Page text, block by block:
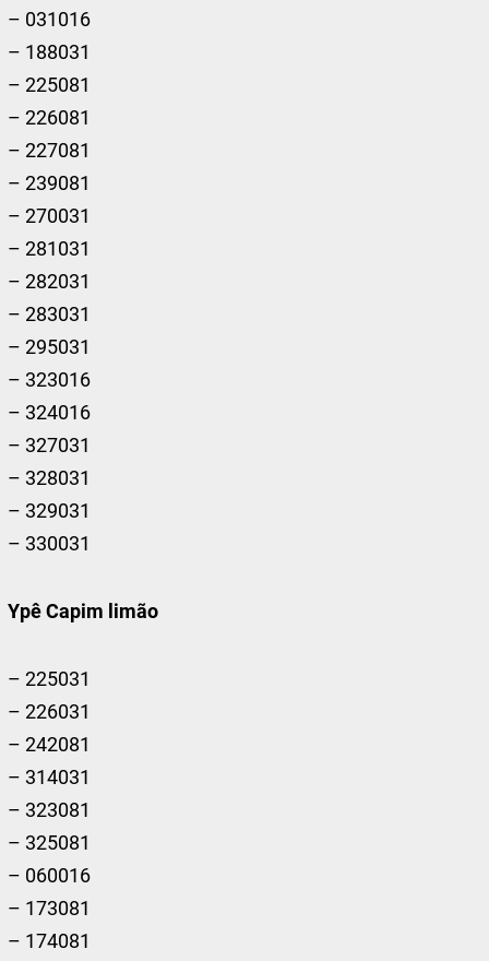
– 031016
– 188031
– 225081
– 226081
– 227081
– 239081
– 270031
– 281031
– 282031
– 283031
– 295031
– 323016
– 324016
– 327031
– 328031
– 329031
– 330031
Ypê Capim limão
– 225031
– 226031
– 242081
– 314031
– 323081
– 325081
– 060016
– 173081
– 174081